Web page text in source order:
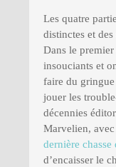
Les quatre
distinctes et
Dans le
insouciants et
faire du
jouer les
décennies
Marvelien,
dernière chasse
d’encaisser le